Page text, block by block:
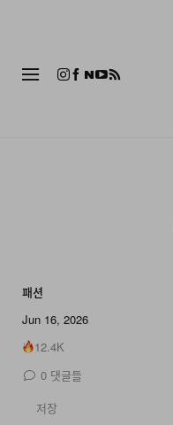
패션
Jun 16, 2026
12.4K
0 댓글들
저장